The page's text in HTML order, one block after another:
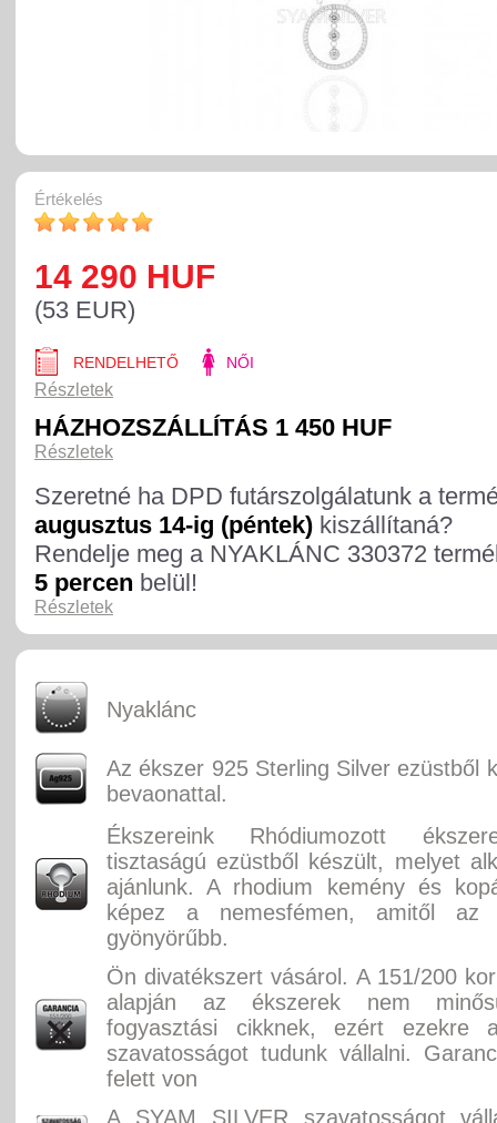
Értékelés
14 290 HUF
(53 EUR)
RENDELHETŐ
Részletek
NŐI
HÁZHOZSZÁLLÍTÁS 1 450 HUF
Részletek
Szeretné ha DPD futárszolgálatunk a
augusztus 14-ig (péntek) kiszállítaná?
Rendelje meg a NYAKLÁNC 330372
5 percen belül!
Részletek
Nyaklánc
Az ékszer 925 Sterling Silver ezüstből
bevaonattal.
Ékszereink Rhódiumozott
tisztaságú ezüstből készült, melyet
ajánlunk. A rhodium kemény és
képez a nemesfémen, amitől az
gyönyörűbb.
Ön divatékszert vásárol. A 151/200
alapján az ékszerek nem
fogyasztási cikknek, ezért ezekre
szavatosságot tudunk vállalni.
felett von
A SYAM SILVER szavatosságot